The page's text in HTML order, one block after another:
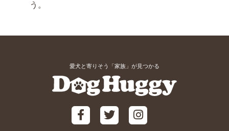
う。
愛犬と寄りそう「家族」が見つかる